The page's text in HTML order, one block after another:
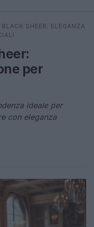
⌕ ×
SHEER: ELEGANZA
per
ideale per
con eleganza